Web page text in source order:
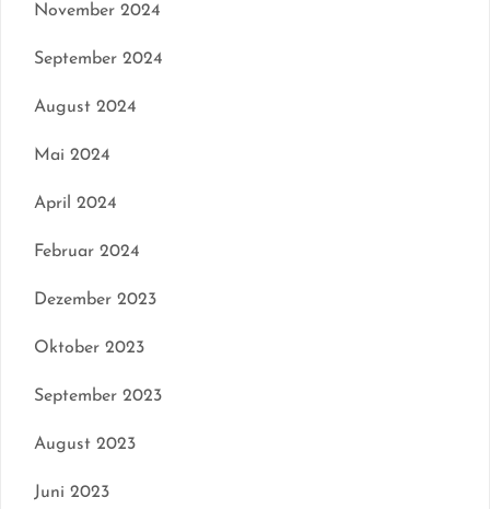
November 2024
September 2024
August 2024
Mai 2024
April 2024
Februar 2024
Dezember 2023
Oktober 2023
September 2023
August 2023
Juni 2023